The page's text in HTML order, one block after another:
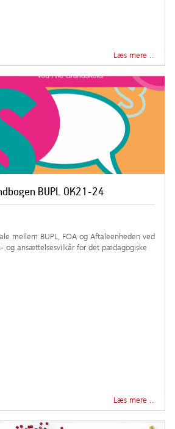
Læs mere …
BUPL OK21-24
mellem BUPL, FOA og Aftaleenheden ved
og ansættelsesvilkår for det pædagogiske
Læs mere …